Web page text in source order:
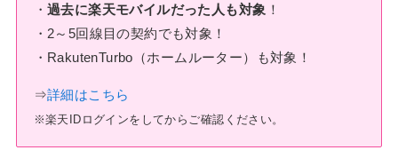
・過去に楽天モバイルだった人も対象 ！
・2～5回線目の契約でも対象！
・RakutenTurbo（ホームルーター）も対象！
⇒詳細はこちら
※楽天IDログインをしてからご確認ください。